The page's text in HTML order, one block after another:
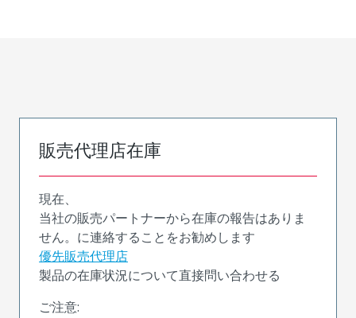
販売代理店在庫
現在、
当社の販売パートナーから在庫の報告はありま
せん。に連絡することをお勧めします
優先販売代理店
製品の在庫状況について直接問い合わせる
ご注意: